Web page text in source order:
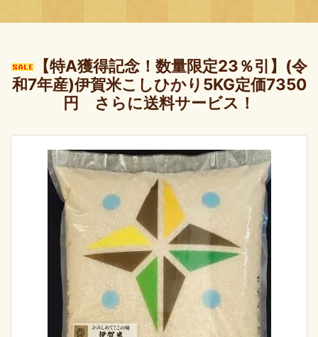
【特A獲得記念！数量限定23％引】(令
和7年産)伊賀米こしひかり5KG定価7350
円 さらに送料サービス！